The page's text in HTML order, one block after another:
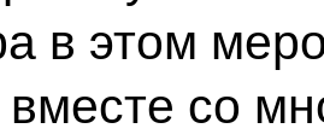
в этом
вместе со